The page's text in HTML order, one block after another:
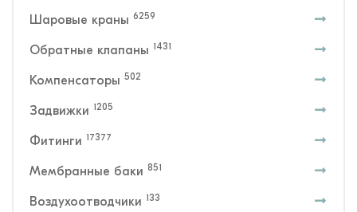
Шаровые краны 6259
Обратные клапаны 1431
Компенсаторы 502
Задвижки 1205
Фитинги 17377
Мембранные баки 851
Воздухоотводчики 133